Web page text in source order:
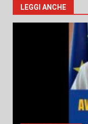
LEGGI ANCHE